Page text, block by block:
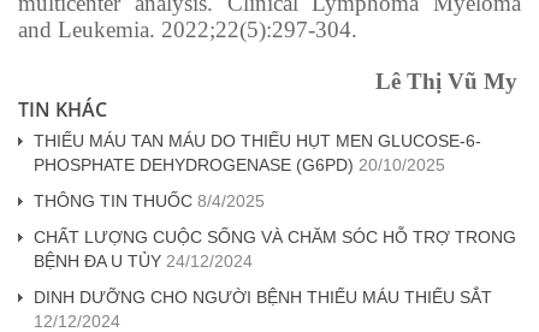
and Leukemia. 2022;22(5):297-304.
Lê Thị Vũ My
TIN KHÁC
THIẾU MÁU TAN MÁU DO THIẾU HỤT MEN GLUCOSE-6-
PHOSPHATE DEHYDROGENASE (G6PD) 20/10/2025
THÔNG TIN THUỐC 8/4/2025
CHẤT LƯỢNG CUỘC SỐNG VÀ CHĂM SÓC HỖ TRỢ TRONG
BỆNH ĐA U TỦY 24/12/2024
DINH DƯỠNG CHO NGƯỜI BỆNH THIẾU MÁU THIẾU SẮT
12/12/2024